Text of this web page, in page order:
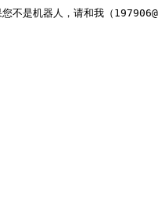
机器人，请和我（